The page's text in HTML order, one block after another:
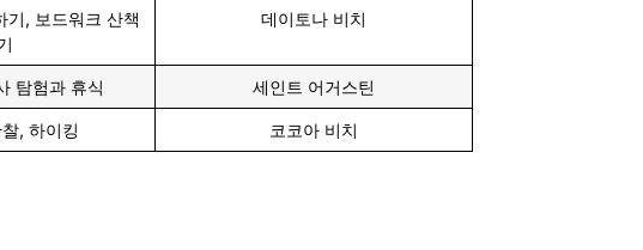
기, 보드워크 산책
데이토나 비치
탐험과 휴식 세인트 어거스틴
, 하이킹 코코아 비치